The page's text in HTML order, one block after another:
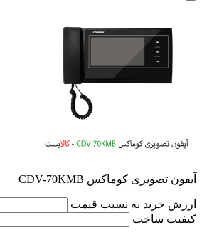
آیفون تصویری کوماکس CDV-70KMB
ارزش خرید به نسبت قیمت
کیفیت ساخت